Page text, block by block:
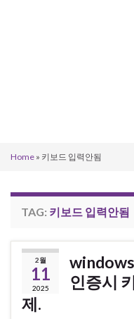
Home » 키보드 입력안됨
TAG: 키보드 입력안됨
2월
11
2025
인증시
제.